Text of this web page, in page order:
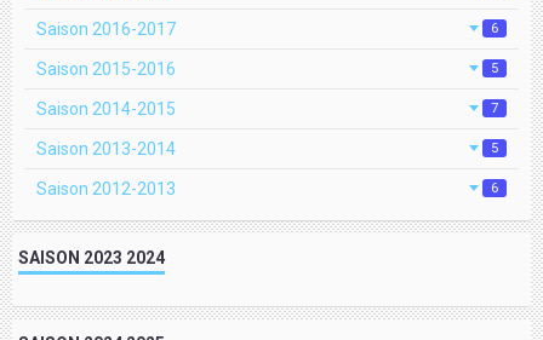
Saison 2016-2017 6
Saison 2015-2016 5
Saison 2014-2015 7
Saison 2013-2014 5
Saison 2012-2013 6
SAISON 2023 2024